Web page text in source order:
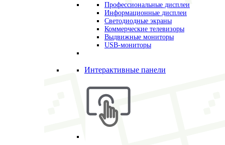
Профессиональные дисплеи
Информационные дисплеи
Светодиодные экраны
Коммерческие телевизоры
Выдвижные мониторы
USB-мониторы
Интерактивные панели